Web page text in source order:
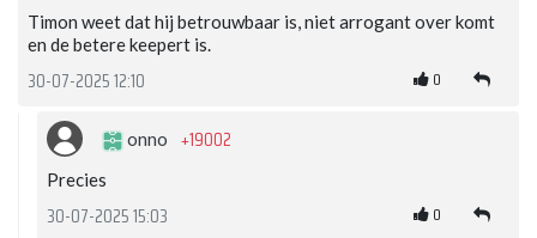
Timon weet dat hij betrouwbaar is, niet arrogant over komt
en de betere keepert is.
30-07-2025 12:10 0
onno +19002
Precies
30-07-2025 15:03 0